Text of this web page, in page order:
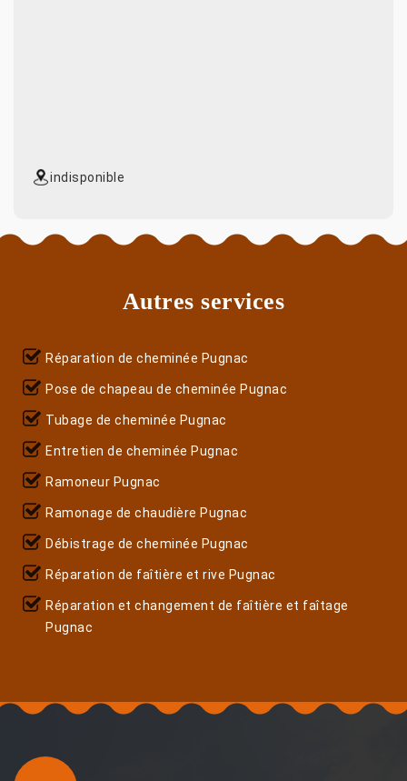
indisponible
Autres services
Réparation de cheminée Pugnac
Pose de chapeau de cheminée Pugnac
Tubage de cheminée Pugnac
Entretien de cheminée Pugnac
Ramoneur Pugnac
Ramonage de chaudière Pugnac
Débistrage de cheminée Pugnac
Réparation de faîtière et rive Pugnac
Réparation et changement de faîtière et faîtage
Pugnac